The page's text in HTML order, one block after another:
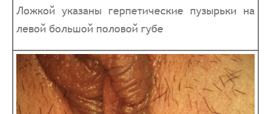
Ложкой указаны герпетические пузырьки на
левой большой половой губе